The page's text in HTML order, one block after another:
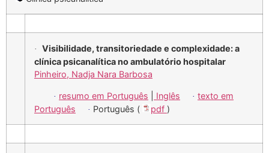
·
Visibilidade, transitoriedade e complexidade: a
clínica psicanalítica no ambulatório hospitalar
Pinheiro, Nadja Nara Barbosa
· resumo em Português Inglês · texto em
Português
· Português ( pdf )